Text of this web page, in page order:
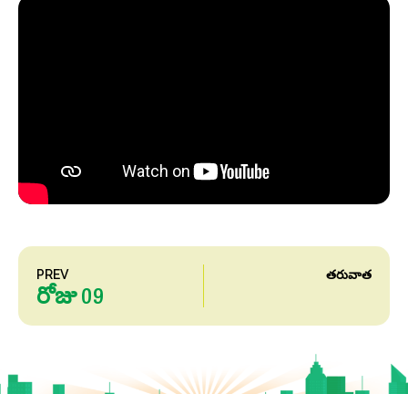
PREV
రోజు 09
తరువాత